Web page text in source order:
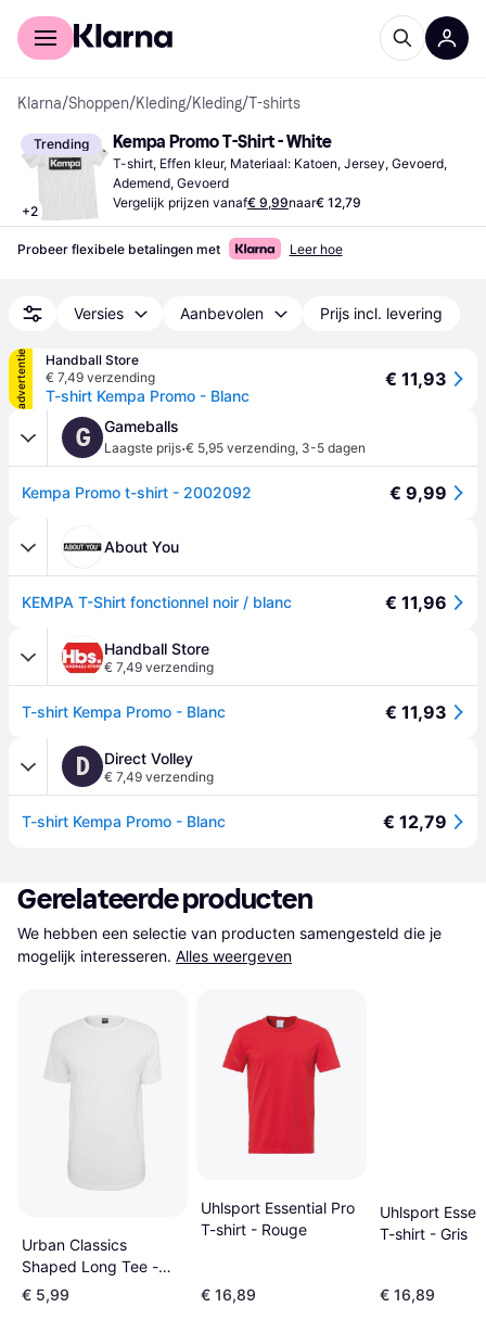
Voor shoppers
Klarna/Shoppen/Kleding/Kleding/T-shirts
Trending
+2
Kempa Promo T-Shirt - White
T-shirt, Effen kleur, Materiaal: Katoen, Jersey, Gevoerd,
Ademend, Gevoerd
Vergelijk prijzen vanaf€ 9,99naar€ 12,79
Probeer flexibele betalingen met Leer hoe
Versies Aanbevolen Prijs incl. levering
advertentie
Handball Store
€ 7,49 verzending
T-shirt Kempa Promo - Blanc
€ 11,93
G Gameballs
Laagste prijs·€ 5,95 verzending, 3-5 dagen
Kempa Promo t-shirt - 2002092 € 9,99
About You
KEMPA T-Shirt fonctionnel noir / blanc € 11,96
Handball Store
€ 7,49 verzending
T-shirt Kempa Promo - Blanc € 11,93
D Direct Volley
€ 7,49 verzending
T-shirt Kempa Promo - Blanc € 12,79
Gerelateerde producten
We hebben een selectie van producten samengesteld die je
mogelijk interesseren. Alles weergeven
Urban Classics
Shaped Long Tee -
White
€ 5,99
Uhlsport Essential Pro
T-shirt - Rouge
€ 16,89
Uhlsport
T-shirt - Gris
€ 16,89